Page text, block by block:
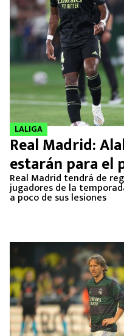
LALIGA
Real Madrid:
estarán para el
Real Madrid tendrá de
jugadores de la
a poco de sus lesiones